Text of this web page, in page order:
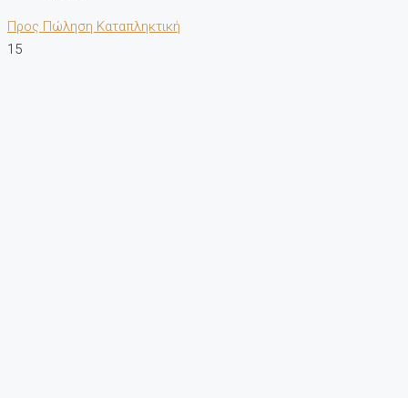
Προς Πώληση Καταπληκτική
15